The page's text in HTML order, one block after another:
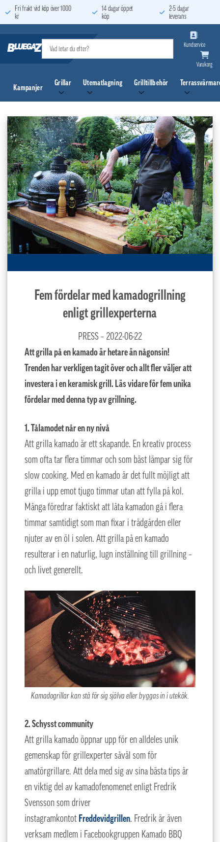
to
Fri frakt vid köp över 1000
kr
14 dagar öppet
köp
2-5 dagar
leverans
Kundservice
Varukorg
Kampanjer
Grillar Utematlagning Grilltillbehör
Fem fördelar med kamadogrillning
enligt grillexperterna
PRESS – 2022-06-22
Att grilla på en kamado är hetare än någonsin!
Trenden har verkligen tagit över och allt fler väljer att
investera i en keramisk grill. Läs vidare för fem unika
fördelar med denna typ av grillning.
1. Tålamodet når en ny nivå
Att grilla kamado är ett skapande. En kreativ process
som ofta tar flera timmar och som bäst lämpar sig för
slow cooking. Med en kamado är det fullt möjligt att
grilla i upp emot tjugo timmar utan att fylla på kol.
Många föredrar faktiskt att låta kamadon gå i flera
timmar samtidigt som man fixar i trädgården eller
njuter av en öl i solen. Att grilla på en kamado
resulterar i en naturlig, lugn inställning till grillning –
och livet generellt.
Kamadogrillar kan stå för sig själva eller byggas in i utekök.
2. Schysst community
Att grilla kamado öppnar upp för en alldeles unik
gemenskap för grillexperter såväl som för
amatörgrillare. Att dela med sig av sina bästa tips är
en viktig del av kamadofenomenet enligt Fredrik
Svensson som driver
instagramkontot Freddevidgrillen. Fredrik är även
verksam medlem i Facebookgruppen Kamado BBQ